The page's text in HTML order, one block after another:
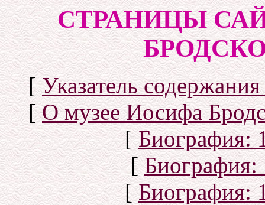
СТРАНИЦЫ
[Указатель
[О музее Иосифа
[Биография:
[Биография:
[Биография: